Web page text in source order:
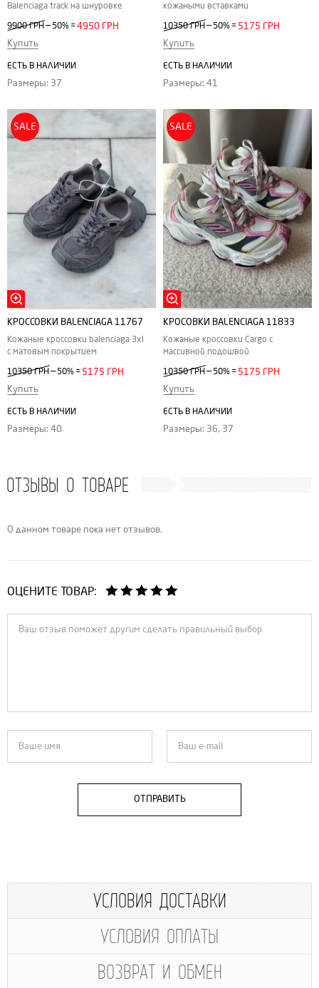
Balenciaga track на шнуровке
9900 ГРН — 50% =4950 ГРН
Купить
ЕСТЬ В НАЛИЧИИ
Размеры: 37
кожаными вставками
10350 ГРН — 50% = 5175 ГРН
Купить
ЕСТЬ В НАЛИЧИИ
Размеры: 41
SALE
КРОССОВКИ BALENCIAGA 11767
Кожаные кроссовки balenciaga 3xl
с матовым покрытием
10350 ГРН— 50% = 5175 ГРН
Купить
ЕСТЬ В НАЛИЧИИ
Размеры: 40
SALE
КРОСОВКИ BALENCIAGA 11833
Кожаные кроссовки Cargo с
массивной подошвой
10350 ГРН— 50% = 5175 ГРН
Купить
ЕСТЬ В НАЛИЧИИ
Размеры: 36, 37
ОТЗЫВЫ О ТОВАРЕ
О данном товаре пока нет отзывов.
ОЦЕНИТЕ ТОВАР:
ОТПРАВИТЬ
УСЛОВИЯ ДОСТАВКИ
УСЛОВИЯ ОПЛАТЫ
ВОЗВРАТ И ОБМЕН